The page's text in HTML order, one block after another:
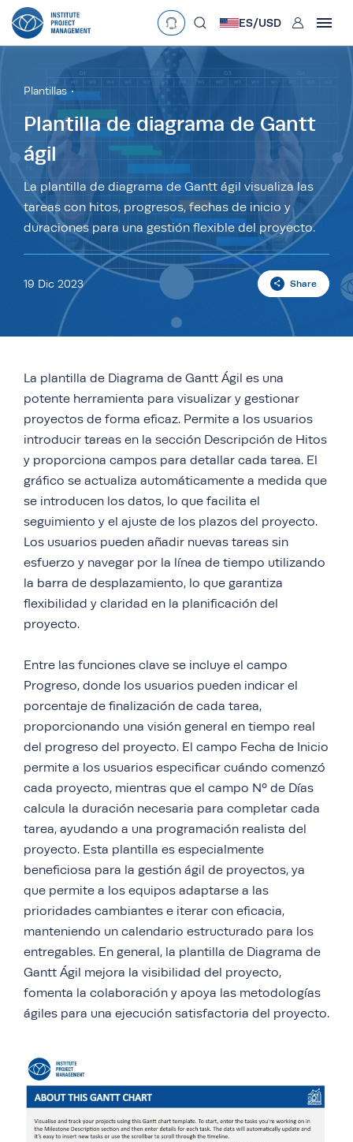
Language
English ES Español
Currency
£•GBP
د.إ•AED $•AUD $ •SGD
R•ZAR
ES/USD User
Plantillas
Plantilla de diagrama de Gantt
ágil
La plantilla de diagrama de Gantt ágil visualiza las
tareas con hitos, progresos, fechas de inicio y
duraciones para una gestión flexible del proyecto.
19 Dic 2023 Share
La plantilla de Diagrama de Gantt Ágil es una
potente herramienta para visualizar y gestionar
proyectos de forma eficaz. Permite a los usuarios
introducir tareas en la sección Descripción de Hitos
y proporciona campos para detallar cada tarea. El
gráfico se actualiza automáticamente a medida que
se introducen los datos, lo que facilita el
seguimiento y el ajuste de los plazos del proyecto.
Los usuarios pueden añadir nuevas tareas sin
esfuerzo y navegar por la línea de tiempo utilizando
la barra de desplazamiento, lo que garantiza
flexibilidad y claridad en la planificación del
proyecto.
Entre las funciones clave se incluye el campo
Progreso, donde los usuarios pueden indicar el
porcentaje de finalización de cada tarea,
proporcionando una visión general en tiempo real
del progreso del proyecto. El campo Fecha de Inicio
permite a los usuarios especificar cuándo comenzó
cada proyecto, mientras que el campo Nº de Días
calcula la duración necesaria para completar cada
tarea, ayudando a una programación realista del
proyecto. Esta plantilla es especialmente
beneficiosa para la gestión ágil de proyectos, ya
que permite a los equipos adaptarse a las
prioridades cambiantes e iterar con eficacia,
manteniendo un calendario estructurado para los
entregables. En general, la plantilla de Diagrama de
Gantt Ágil mejora la visibilidad del proyecto,
fomenta la colaboración y apoya las metodologías
ágiles para una ejecución satisfactoria del proyecto.